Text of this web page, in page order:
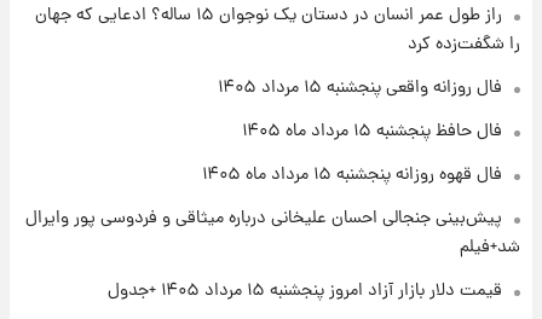
فال قهوه روزانه پنجشنبه ۱۵ مرداد ماه ۱۴۰۵
فال روزانه واقعی پنجشنبه ۱۵ مرداد ۱۴۰۵
۱ روز پیش
راز طول عمر انسان در دستان یک نوجوان ۱۵ ساله؟ ادعایی که جهان
را شگفت‌زده کرد
فال روزانه واقعی پنجشنبه ۱۵ مرداد ۱۴۰۵
فال حافظ پنجشنبه ۱۵ مرداد ماه ۱۴۰۵
فال قهوه روزانه پنجشنبه ۱۵ مرداد ماه ۱۴۰۵
پیش‌بینی جنجالی احسان علیخانی درباره میثاقی و فردوسی پور وایرال
شد+فیلم
قیمت دلار بازار آزاد امروز پنجشنبه ۱۵ مرداد ۱۴۰۵ +جدول